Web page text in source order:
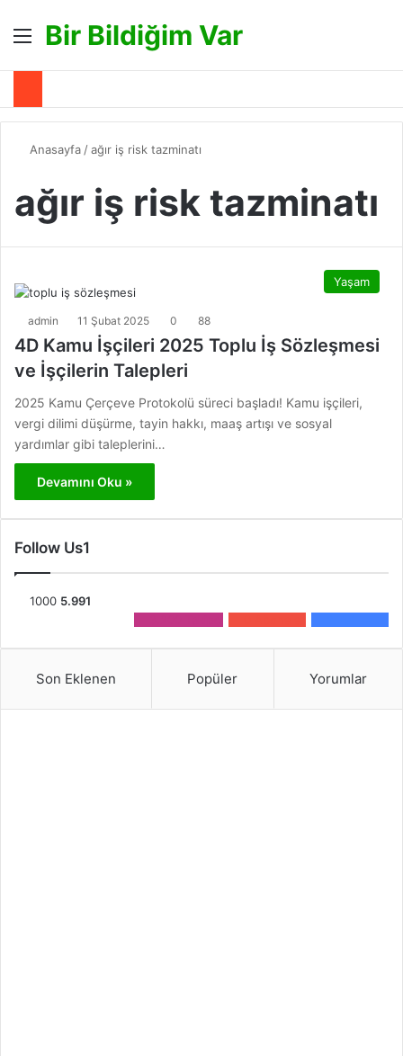
Menü
Bir Bildiğim Var
Anasayfa /ağır iş risk tazminatı
ağır iş risk tazminatı
Yaşam
admin 11 Şubat 2025 0 88
4D Kamu İşçileri 2025 Toplu İş Sözleşmesi
ve İşçilerin Talepleri
2025 Kamu Çerçeve Protokolü süreci başladı! Kamu işçileri,
vergi dilimi düşürme, tayin hakkı, maaş artışı ve sosyal
yardımlar gibi taleplerini…
Devamını Oku »
Follow Us1
1000 5.991
Son Eklenen Popüler Yorumlar